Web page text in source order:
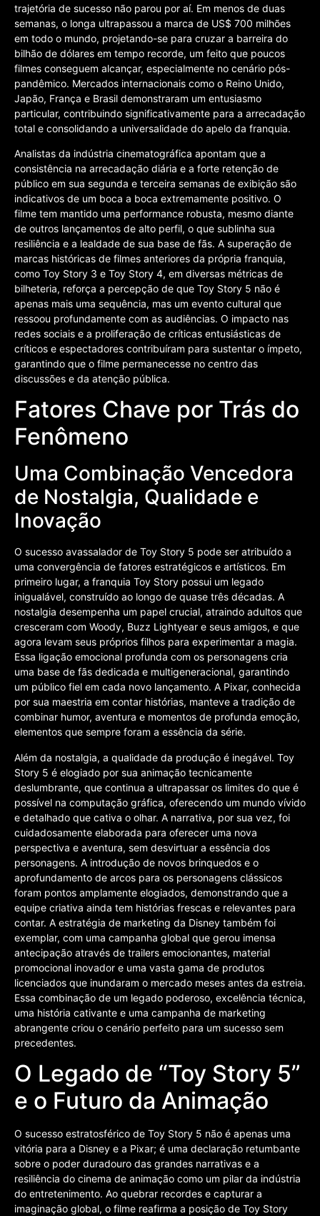
trajetória de sucesso não parou por aí. Em menos de duas
semanas, o longa ultrapassou a marca de US$ 700 milhões
em todo o mundo, projetando-se para cruzar a barreira do
bilhão de dólares em tempo recorde, um feito que poucos
filmes conseguem alcançar, especialmente no cenário pós-
pandêmico. Mercados internacionais como o Reino Unido,
Japão, França e Brasil demonstraram um entusiasmo
particular, contribuindo significativamente para a arrecadação
total e consolidando a universalidade do apelo da franquia.
Analistas da indústria cinematográfica apontam que a
consistência na arrecadação diária e a forte retenção de
público em sua segunda e terceira semanas de exibição são
indicativos de um boca a boca extremamente positivo. O
filme tem mantido uma performance robusta, mesmo diante
de outros lançamentos de alto perfil, o que sublinha sua
resiliência e a lealdade de sua base de fãs. A superação de
marcas históricas de filmes anteriores da própria franquia,
como Toy Story 3 e Toy Story 4, em diversas métricas de
bilheteria, reforça a percepção de que Toy Story 5 não é
apenas mais uma sequência, mas um evento cultural que
ressoou profundamente com as audiências. O impacto nas
redes sociais e a proliferação de críticas entusiásticas de
críticos e espectadores contribuíram para sustentar o ímpeto,
garantindo que o filme permanecesse no centro das
discussões e da atenção pública.
Fatores Chave por Trás do
Fenômeno
Uma Combinação Vencedora
de Nostalgia, Qualidade e
Inovação
O sucesso avassalador de Toy Story 5 pode ser atribuído a
uma convergência de fatores estratégicos e artísticos. Em
primeiro lugar, a franquia Toy Story possui um legado
inigualável, construído ao longo de quase três décadas. A
nostalgia desempenha um papel crucial, atraindo adultos que
cresceram com Woody, Buzz Lightyear e seus amigos, e que
agora levam seus próprios filhos para experimentar a magia.
Essa ligação emocional profunda com os personagens cria
uma base de fãs dedicada e multigeneracional, garantindo
um público fiel em cada novo lançamento. A Pixar, conhecida
por sua maestria em contar histórias, manteve a tradição de
combinar humor, aventura e momentos de profunda emoção,
elementos que sempre foram a essência da série.
Além da nostalgia, a qualidade da produção é inegável. Toy
Story 5 é elogiado por sua animação tecnicamente
deslumbrante, que continua a ultrapassar os limites do que é
possível na computação gráfica, oferecendo um mundo vívido
e detalhado que cativa o olhar. A narrativa, por sua vez, foi
cuidadosamente elaborada para oferecer uma nova
perspectiva e aventura, sem desvirtuar a essência dos
personagens. A introdução de novos brinquedos e o
aprofundamento de arcos para os personagens clássicos
foram pontos amplamente elogiados, demonstrando que a
equipe criativa ainda tem histórias frescas e relevantes para
contar. A estratégia de marketing da Disney também foi
exemplar, com uma campanha global que gerou imensa
antecipação através de trailers emocionantes, material
promocional inovador e uma vasta gama de produtos
licenciados que inundaram o mercado meses antes da estreia.
Essa combinação de um legado poderoso, excelência técnica,
uma história cativante e uma campanha de marketing
abrangente criou o cenário perfeito para um sucesso sem
precedentes.
O Legado de “Toy Story 5”
e o Futuro da Animação
O sucesso estratosférico de Toy Story 5 não é apenas uma
vitória para a Disney e a Pixar; é uma declaração retumbante
sobre o poder duradouro das grandes narrativas e a
resiliência do cinema de animação como um pilar da indústria
do entretenimento. Ao quebrar recordes e capturar a
imaginação global, o filme reafirma a posição de Toy Story